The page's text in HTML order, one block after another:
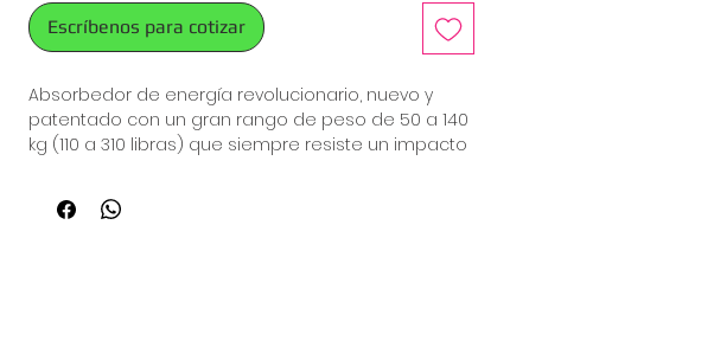
Escríbenos para cotizar
Absorbedor de energía revolucionario, nuevo y
patentado con un gran rango de peso de 50 a 140
kg (110 a 310 libras) que siempre resiste un impacto
del absorbedor de 1,75 m (5,7 pies).
La resistencia al impacto final de 22 kN, también en